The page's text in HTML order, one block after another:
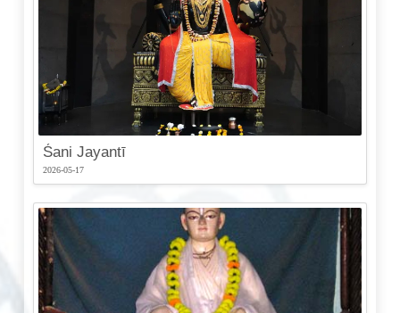
Śani Jayantī
2026-05-17